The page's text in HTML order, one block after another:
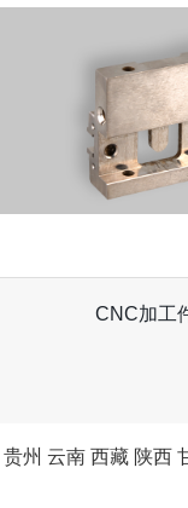
CNC加工
贵州 云南 西藏 陕西